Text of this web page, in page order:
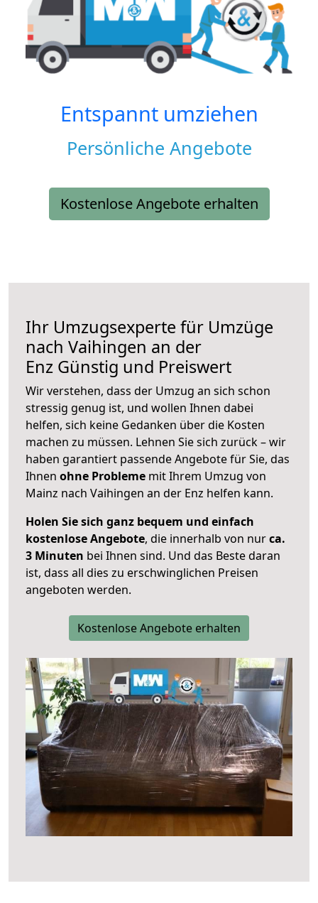
Entspannt umziehen
Persönliche Angebote
Kostenlose Angebote erhalten
Ihr Umzugsexperte für Umzüge
nach Vaihingen an der
Enz Günstig und Preiswert
Wir verstehen, dass der Umzug an sich schon
stressig genug ist, und wollen Ihnen dabei
helfen, sich keine Gedanken über die Kosten
machen zu müssen. Lehnen Sie sich zurück – wir
haben garantiert passende Angebote für Sie, das
Ihnen ohne Probleme mit Ihrem Umzug von
Mainz nach Vaihingen an der Enz helfen kann.
Holen Sie sich ganz bequem und einfach
kostenlose Angebote, die innerhalb von nurca.
3 Minuten bei Ihnen sind. Und das Beste daran
ist, dass all dies zu erschwinglichen Preisen
angeboten werden.
Kostenlose Angebote erhalten